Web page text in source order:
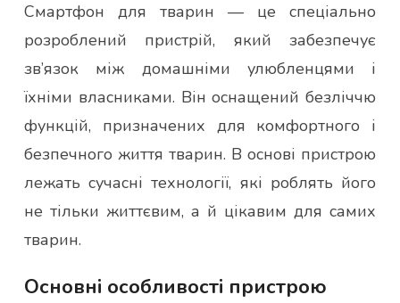
Смартфон для тварин — це спеціально
розроблений пристрій, який забезпечує
зв’язок між домашніми улюбленцями і
їхніми власниками. Він оснащений безліччю
функцій, призначених для комфортного і
безпечного життя тварин. В основі пристрою
лежать сучасні технології, які роблять його
не тільки життєвим, а й цікавим для самих
тварин.
Основні особливості пристрою